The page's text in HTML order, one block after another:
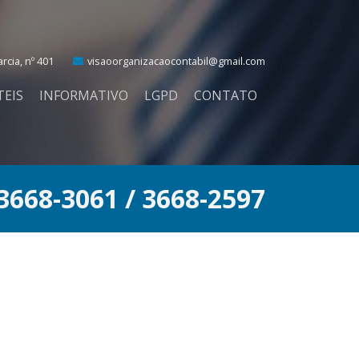
nº 401 visaoorganizacaocontabil@gmail.com
INFORMATIVO LGPD CONTATO
3061 / 3668-2597